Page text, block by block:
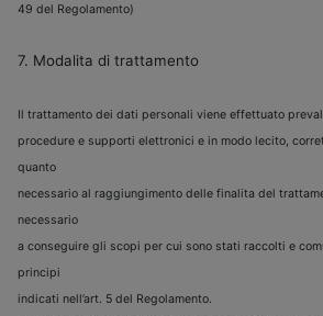
49 del Regolamento)
7. Modalita di trattamento
Il trattamento dei dati personali viene effettuato
procedure e supporti elettronici e in modo lecito,
quanto
necessario al raggiungimento delle finalita del
necessario
a conseguire gli scopi per cui sono stati raccolti e
principi
indicati nell’art. 5 del Regolamento.